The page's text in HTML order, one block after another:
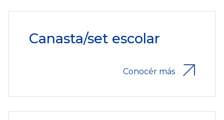
Canasta/set escolar
Conocér más